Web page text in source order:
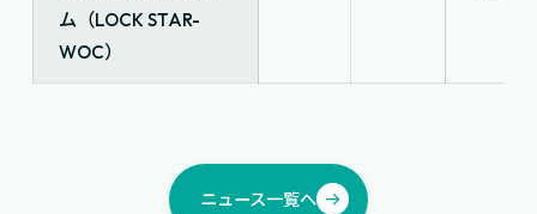
ム（LOCK STAR-
WOC）
ニュース一覧へ